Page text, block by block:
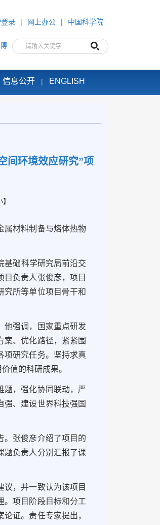
录 | 网上办公 | 中国科学院
信息公开 | ENGLISH
间环境效应研究”项
】
属材料制备与熔体热物
基础科学研究局前沿交
目负责人张俊彦，项目
究所等单位项目骨干和
他强调，国家重点研发
案、优化路径，紧紧围
项研究任务。坚持求真
值的科研成果。
题，强化协同联动，严
强、建设世界科技强国
。张俊彦介绍了项目的
题负责人分别汇报了课
议，并一致认为该项目
。项目阶段目标和分工
证。责任专家提出，